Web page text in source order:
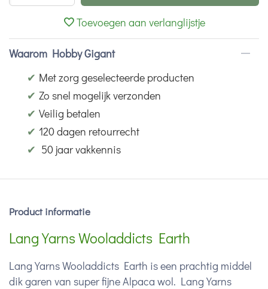
Toevoegen aan verlanglijstje
Waarom Hobby Gigant
✔ Met zorg geselecteerde producten
✔ Zo snel mogelijk verzonden
✔ Veilig betalen
✔ 120 dagen retourrecht
✔ 50 jaar vakkennis
Product informatie
Lang Yarns Wooladdicts Earth
Lang Yarns Wooladdicts Earth is een prachtig middel
dik garen van super fijne Alpaca wol. Lang Yarns